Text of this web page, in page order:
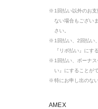
1回払い以外のお
ない場合もござい
さい。
1回払い、2回払い
『リボ払い』にす
1回払い、ボーナ
い』にすることが
特にお申し出のな
AMEX